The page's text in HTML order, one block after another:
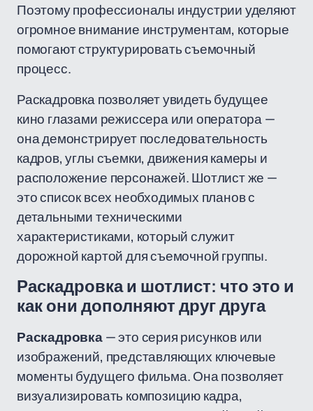
Поэтому профессионалы индустрии уделяют
огромное внимание инструментам, которые
помогают структурировать съемочный
процесс.
Раскадровка позволяет увидеть будущее
кино глазами режиссера или оператора —
она демонстрирует последовательность
кадров, углы съемки, движения камеры и
расположение персонажей. Шотлист же —
это список всех необходимых планов с
детальными техническими
характеристиками, который служит
дорожной картой для съемочной группы.
Раскадровка и шотлист: что это и
как они дополняют друг друга
Раскадровка— это серия рисунков или
изображений, представляющих ключевые
моменты будущего фильма. Она позволяет
визуализировать композицию кадра,